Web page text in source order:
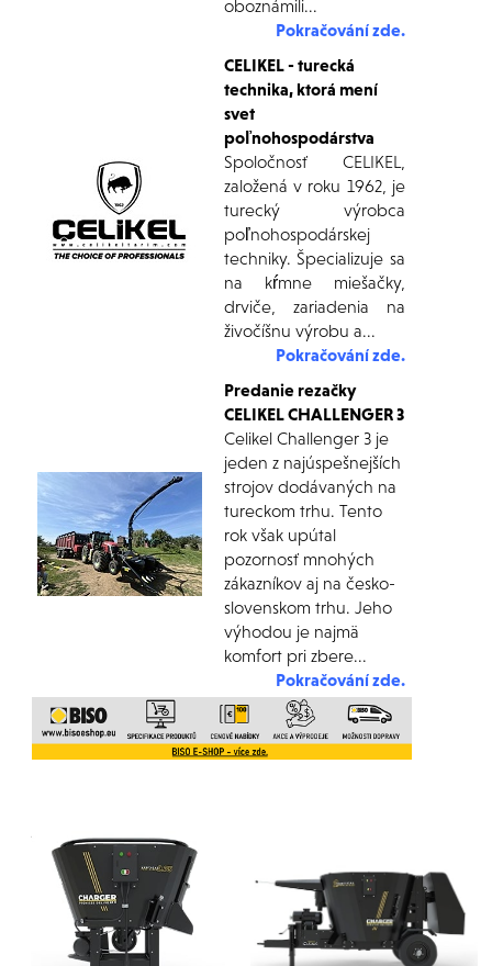
oboznámili...
Pokračování zde.
CELIKEL - turecká
technika, ktorá mení
svet
poľnohospodárstva
Spoločnosť CELIKEL,
založená v roku 1962, je
turecký výrobca
poľnohospodárskej
techniky. Špecializuje sa
na kŕmne miešačky,
drviče, zariadenia na
živočíšnu výrobu a...
Pokračování zde.
Predanie rezačky
CELIKEL CHALLENGER 3
Celikel Challenger 3 je
jeden z najúspešnejších
strojov dodávaných na
tureckom trhu. Tento
rok však upútal
pozornosť mnohých
zákazníkov aj na česko-
slovenskom trhu. Jeho
výhodou je najmä
komfort pri zbere...
Pokračování zde.